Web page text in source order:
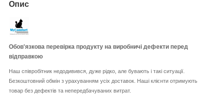
Опис
Обов'язкова перевірка продукту на виробничі дефекти перед
відправкою
Наш співробітник недодивився, дуже рідко, але бувають і такі ситуації.
Безкоштовний обмін з урахуванням усіх доставок. Наші клієнти отримують
товар без дефектів та непередбачуваних витрат.